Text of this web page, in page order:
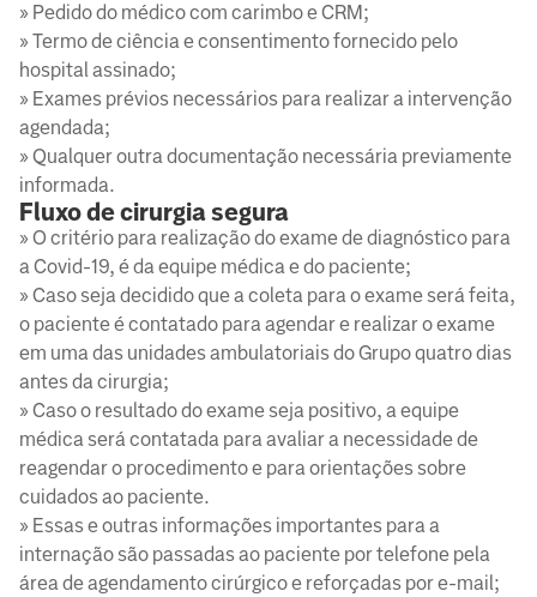
» Pedido do médico com carimbo e CRM;
» Termo de ciência e consentimento fornecido pelo
hospital assinado;
» Exames prévios necessários para realizar a intervenção
agendada;
» Qualquer outra documentação necessária previamente
informada.
Fluxo de cirurgia segura
» O critério para realização do exame de diagnóstico para
a Covid-19, é da equipe médica e do paciente;
» Caso seja decidido que a coleta para o exame será feita,
o paciente é contatado para agendar e realizar o exame
em uma das unidades ambulatoriais do Grupo quatro dias
antes da cirurgia;
» Caso o resultado do exame seja positivo, a equipe
médica será contatada para avaliar a necessidade de
reagendar o procedimento e para orientações sobre
cuidados ao paciente.
» Essas e outras informações importantes para a
internação são passadas ao paciente por telefone pela
área de agendamento cirúrgico e reforçadas por e-mail;